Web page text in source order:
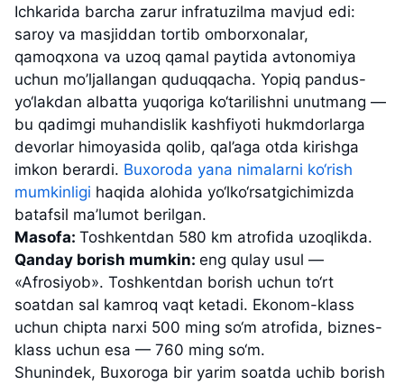
Ichkarida barcha zarur infratuzilma mavjud edi:
saroy va masjiddan tortib omborxonalar,
qamoqxona va uzoq qamal paytida avtonomiya
uchun mo’ljallangan quduqqacha. Yopiq pandus-
yo‘lakdan albatta yuqoriga ko‘tarilishni unutmang —
bu qadimgi muhandislik kashfiyoti hukmdorlarga
devorlar himoyasida qolib, qal’aga otda kirishga
imkon berardi. Buxoroda yana nimalarni ko‘rish
mumkinligi haqida alohida yo‘lko‘rsatgichimizda
batafsil ma’lumot berilgan.
Masofa: Toshkentdan 580 km atrofida uzoqlikda.
Qanday borish mumkin: eng qulay usul —
«Afrosiyob». Toshkentdan borish uchun to‘rt
soatdan sal kamroq vaqt ketadi. Ekonom-klass
uchun chipta narxi 500 ming so‘m atrofida, biznes-
klass uchun esa — 760 ming so‘m.
Shunindek, Buxoroga bir yarim soatda uchib borish